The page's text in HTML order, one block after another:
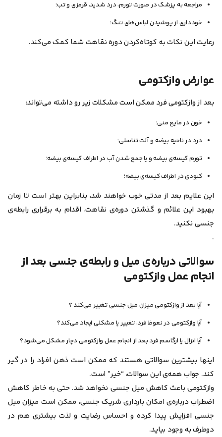
مراجعه به پزشک در صورت تورم، درد شدید، قرمزی و تب؛
خودداری از پوشیدن لباس‌های تنگ؛
رعایت این نکات به کوتاه‌کردن دوره نقاهت شما کمک می‌کند.
عوارض وازکتومی
بعد از وازکتومی فرد ممکن است مشکلات زیر رو داشته می‌تواند:
خون در مایع منی؛
درد در ناحیه بیضه و آلت تناسلی؛
تورم کیسه‌ی بیضه و یا جمع شدن آب در اطراف کیسه‌ی بیضه؛
کبودی در اطراف کیسه‌ی بیضه؛
این علایم بعد از مدتی خوب خواهند شد، بنابراین بهتر است تا زمان
بهبود این علائم و گذشتن دوره‌ی نقاهت، اقدام به برقراری رابطه‌ی
جنسی نکنید.
.
سوالاتی درباره‌ی میل و رابطه‌ی جنسی بعد از
انجام عمل وازکتومی
آیا بعد از وازکتومی میزان میل جنسی تغییر می‌کند ؟
آیا وازکتومی در نعوظ فرد، تغییر یا مشکلی ایجاد می‌کند؟
آیا انزال یا ارگاسم فرد بعد از انجام عمل وازکتومی دچار مشکل می‌شود؟
اینها بیشترین سوالاتی هستند که ممکن است ذهن افراد را در گیر
کند. جواب همه‌ی این سوالات، “خیر” است.
وازکتومی باعث کاهش میل جنسی نخواهد شد. حتی به خاطر کاهش
اضطراب درباره‌ی امکان بارداری شریک جنسی، ممکن است میزان میل
جنسی افزایش پیدا کرده و احساس رضایت و لذت بیشتری هم در
دوطرف به وجود بیاید.